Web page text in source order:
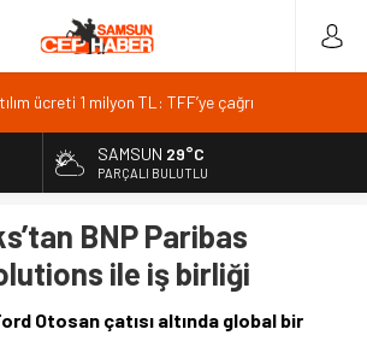
ücreti 1 milyon TL: TFF’ye çağrı
bakım ve güvenlik için yeni düzenleme
SAMSUN 29°C
PARÇALI BULUTLU
BNP Paribas
ile iş birliği
Otosan çatısı altında global bir